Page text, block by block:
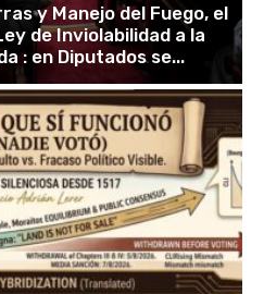
y Manejo del Fuego, el
de Inviolabilidad a la
: en Diputados se...